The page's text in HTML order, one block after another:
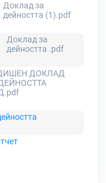
Доклад за
дейността (1).pdf
Доклад за
дейността .pdf
ДОКЛАД